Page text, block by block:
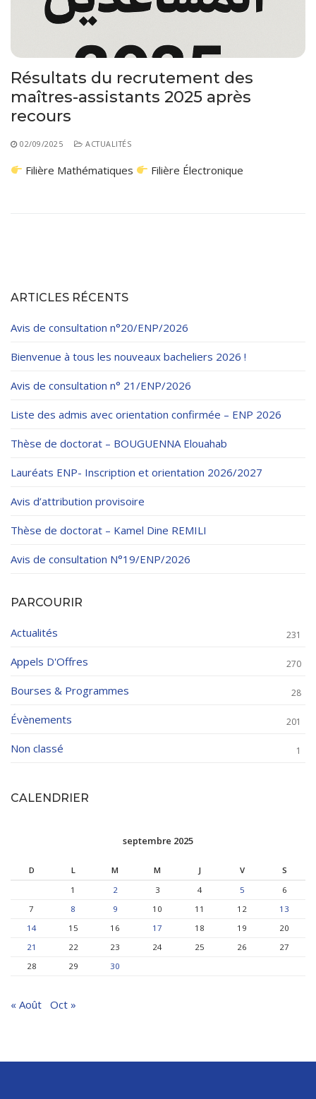
Résultats du recrutement des
maîtres-assistants 2025 après
recours
02/09/2025 ACTUALITÉS
Filière Mathématiques Filière Électronique
ARTICLES RÉCENTS
Avis de consultation n°20/ENP/2026
Bienvenue à tous les nouveaux bacheliers 2026 !
Avis de consultation n° 21/ENP/2026
Liste des admis avec orientation confirmée – ENP 2026
Thèse de doctorat – BOUGUENNA Elouahab
Lauréats ENP- Inscription et orientation 2026/2027
Avis d’attribution provisoire
Thèse de doctorat – Kamel Dine REMILI
Avis de consultation N°19/ENP/2026
PARCOURIR
Actualités 231
Appels D'Offres 270
Bourses & Programmes 28
Évènements 201
Non classé 1
CALENDRIER
septembre 2025
D L M M J V
S
1
2 3 4 5
6
7
8 9 10 11 12
13
14
15 16 17 18 19
20
21
22 23 24 25 26
27
28
29 30
« Août Oct »